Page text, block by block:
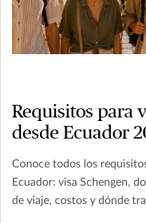
Requisitos para
desde Ecuador
Conoce todos los
Ecuador: visa Schengen,
de viaje, costos y dónde